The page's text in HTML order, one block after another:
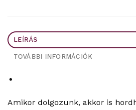
LEÍRÁS
TOVÁBBI INFORMÁCIÓK
Amikor dolgozunk, akkor is